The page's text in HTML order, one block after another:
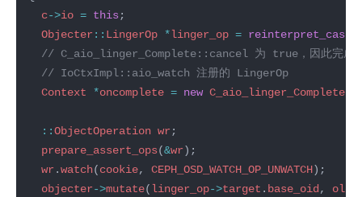
c->io = this
Objecter :: LingerOp *linger_op = reinterpret_cast
Context
*oncomplete = new C_aio_linger_Complete
::ObjectOperation wr
prepare_assert_ops(&wr
wr .watch(cookie, CEPH_OSD_WATCH_OP_UNWATCH
objecter->mutate(linger_op->target . base_oid, oloc